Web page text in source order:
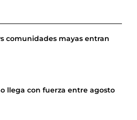
comunidades mayas entran
llega con fuerza entre agosto